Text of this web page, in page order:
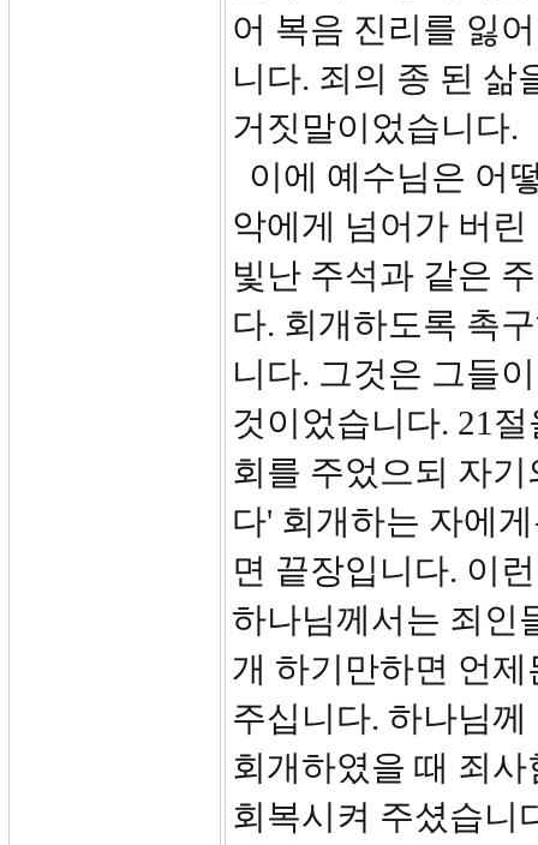
어 복음 진리를 잃
니다. 죄의 종 된 삶
거짓말이었습니다.
이에 예수님은 어
악에게 넘어가 버
빛난 주석과 같은
다. 회개하도록 촉
니다. 그것은 그들
것이었습니다. 21
회를 주었으되 자
다' 회개하는 자에
면 끝장입니다. 이
하나님께서는 죄인
개 하기만하면 언
주십니다. 하나님
회개하였을 때 죄
회복시켜 주셨습니